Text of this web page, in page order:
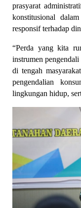
prasyarat
konstitusional
responsif terhadap
“Perda yang kita
instrumen
di tengah
pengendalian
lingkungan hidup,